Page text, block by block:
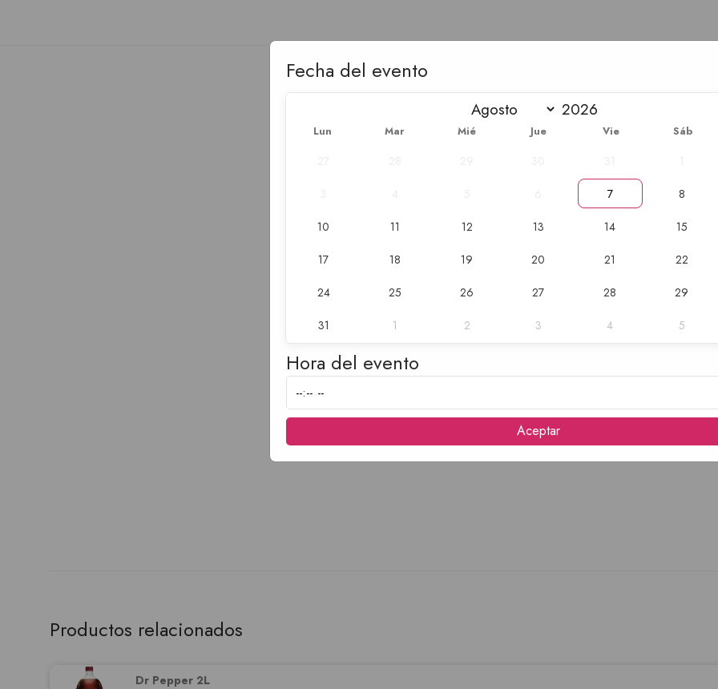
Productos relacionados
Dr Pepper 2L
Fecha del evento
Lun Mar Mié Jue Vie Sáb
7 8
10 11 12 13 14 15
17 18 19 20 21 22
24 25 26 27 28 29
31 1 2 3 4 5
Hora del evento
Aceptar